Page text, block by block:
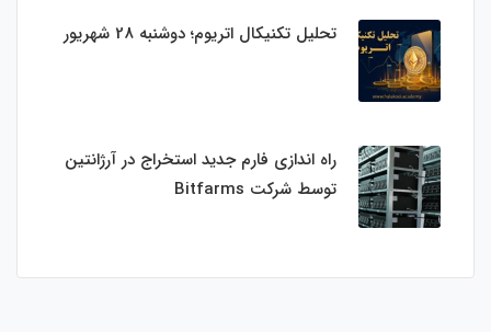
تحلیل تکنیکال اتریوم؛ دوشنبه 28 شهریور
راه اندازی فارم جدید استخراج در آرژانتین
توسط شرکت Bitfarms